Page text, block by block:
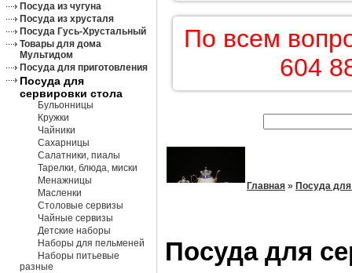
Посуда из чугуна
Посуда из хрусталя
Посуда Гусь-Хрустальный
Товары для дома
Мультидом
Посуда для приготовления
Посуда для
сервировки стола
Бульонницы
Кружки
Чайники
Сахарницы
Салатники, пиалы
Тарелки, блюда, миски
Менажницы
Масленки
Столовые сервизы
Чайные сервизы
Детские наборы
Наборы для пельменей
Наборы питьевые
разные
По всем
604
Главная » Посуда
Посуда для